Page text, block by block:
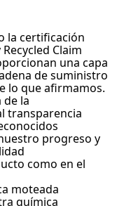
la certificación
Claim
una capa
de suministro
lo que afirmamos.
la
transparencia
progreso y
como en el
moteada
química